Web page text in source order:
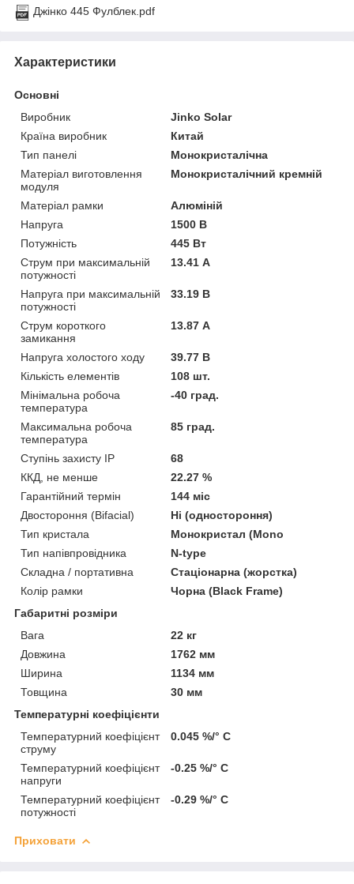
Джінко 445 Фулблек.pdf
Характеристики
Основні
Виробник
Jinko Solar
Країна виробник
Китай
Тип панелі
Монокристалічна
Матеріал виготовлення
модуля
Монокристалічний кремній
Матеріал рамки
Алюміній
Напруга
1500 В
Потужність
445 Вт
Струм при максимальній
потужності
13.41 А
Напруга при максимальній
потужності
33.19 В
Струм короткого
замикання
13.87 А
Напруга холостого ходу
39.77 В
Кількість елементів
108 шт.
Мінімальна робоча
температура
-40 град.
Максимальна робоча
температура
85 град.
Ступінь захисту IP
68
ККД, не менше
22.27 %
Гарантійний термін
144 міс
Двостороння (Bifacial)
Ні (одностороння)
Тип кристала
Монокристал (Mono
Тип напівпровідника
N-type
Складна / портативна
Стаціонарна (жорстка)
Колір рамки
Чорна (Black Frame)
Габаритні розміри
Вага
22 кг
Довжина
1762 мм
Ширина
1134 мм
Товщина
30 мм
Температурні коефіцієнти
Температурний коефіцієнт
струму
0.045 %/° С
Температурний коефіцієнт
напруги
-0.25 %/° С
Температурний коефіцієнт
потужності
-0.29 %/° С
Приховати